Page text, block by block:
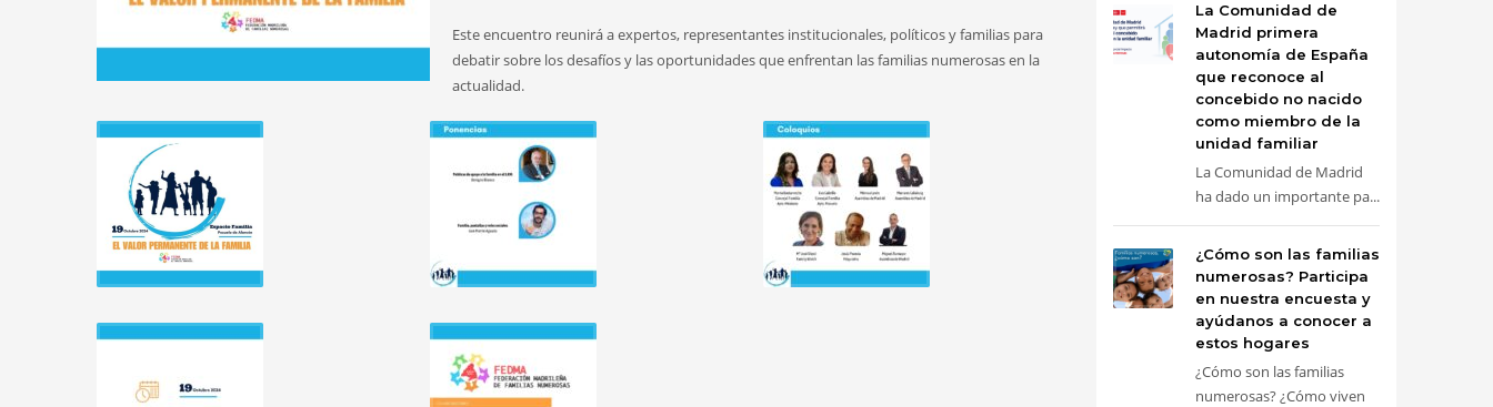
Este encuentro reunirá a expertos, representantes institucionales, políticos y familias para
debatir sobre los desafíos y las oportunidades que enfrentan las familias numerosas en la
actualidad.
La Comunidad de
Madrid primera
autonomía de España
que reconoce al
concebido no nacido
como miembro de la
unidad familiar
La Comunidad de Madrid
ha dado un importante pa...
¿Cómo son las familias
numerosas? Participa
en nuestra encuesta y
ayúdanos a conocer a
estos hogares
¿Cómo son las familias
numerosas? ¿Cómo viven